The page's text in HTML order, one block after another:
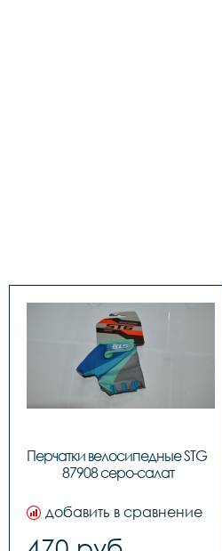
Перчатки велосипедные STG
87908 серо-салат
добавить в сравнение